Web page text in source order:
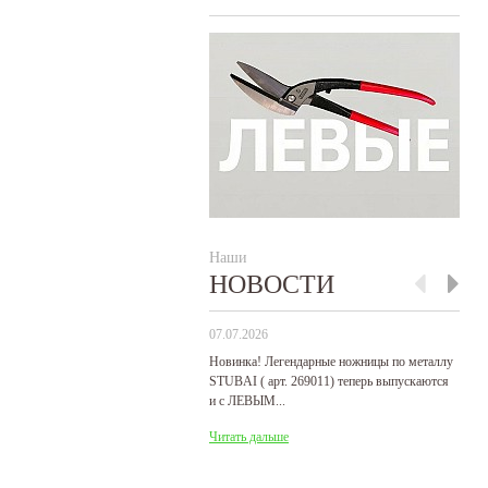
Наши
НОВОСТИ
07.07.2026
Новинка! Легендарные ножницы по металлу
STUBAI ( арт. 269011) теперь выпускаются
и с ЛЕВЫМ...
Читать дальше